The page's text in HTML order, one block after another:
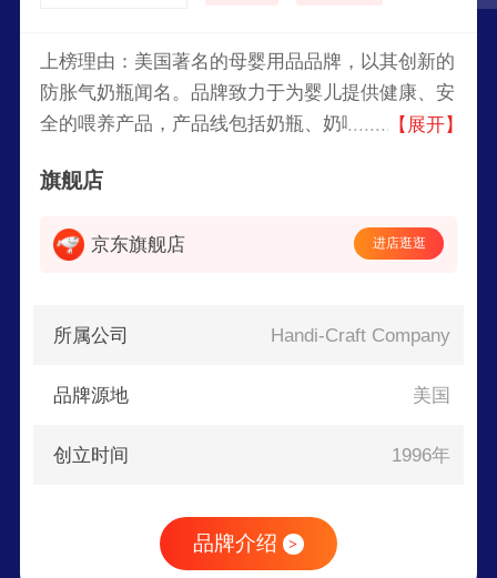
上榜理由：美国著名的母婴用品品牌，以其创新的
防胀气奶瓶闻名。品牌致力于为婴儿提供健康、安
全的喂养产品，产品线包括奶瓶、奶嘴、吸奶器、
独特，采用专利的通气系统，旨在减少婴儿喂养时
【展开】
旗舰店
京东旗舰店 进店逛逛
所属公司 Handi-Craft Company
品牌源地 美国
创立时间 1996年
品牌介绍 >